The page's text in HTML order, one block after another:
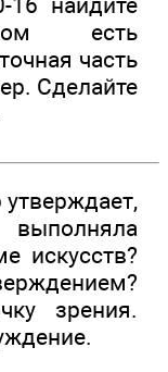
есть
часть
Сделайте
искусств?
зрения.